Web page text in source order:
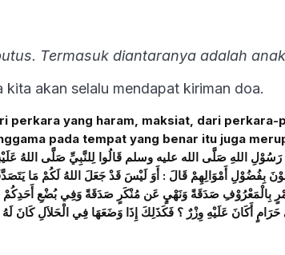
Termasuk diantaranya adalah
akan selalu mendapat kiriman doa.
perkara yang haram, maksiat, dari perkara-
pada tempat yang benar itu juga
اللهِ صَلَّى الله عليه وسلم قَالُوا لِلنَّبِيِّ صَلَّى اللهُ
بِفُضُوْلِ أَمْوَالِهِمْ قَالَ : أَوَ لَيْسَ قَدْ جَعَلَ اللهُ لَكُمْ مَا
بِالْمَعْرُوْفِ صَدَقَةً وَنَهْيٍ عَن مُنْكَرٍ صَدَقَةً وَفِي بُضْعِ أَحَدِكُمْ